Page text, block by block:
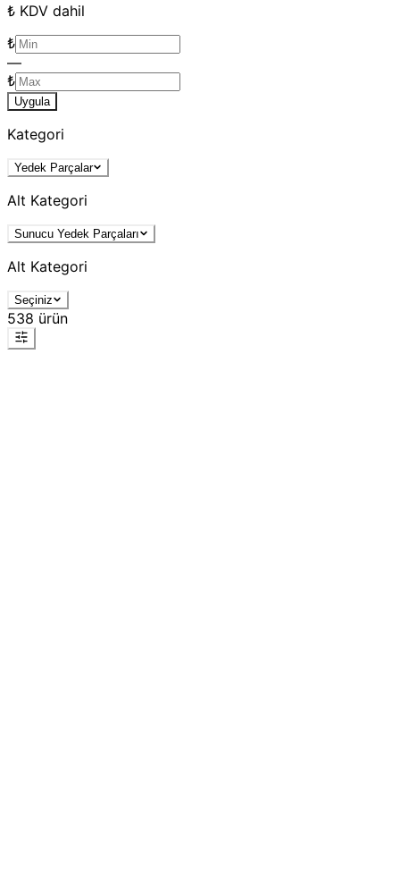
₺ KDV dahil
₺
—
₺
Uygula
Kategori
Yedek Parçalar
Alt Kategori
Sunucu Yedek Parçaları
Alt Kategori
Seçiniz
538 ürün